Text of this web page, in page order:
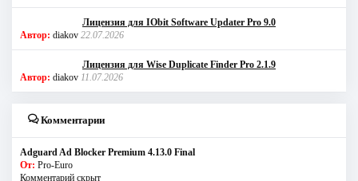
Лицензия для IObit Software Updater Pro 9.0
Автор: diakov 22.07.2026
Лицензия для Wise Duplicate Finder Pro 2.1.9
Автор: diakov 11.07.2026
Комментарии
Adguard Ad Blocker Premium 4.13.0 Final
От: Pro-Euro
Комментарий скрыт